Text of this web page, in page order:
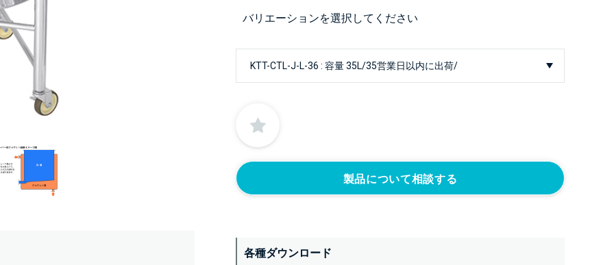
バリエーションを選択してください
製品について相談する
各種ダウンロード